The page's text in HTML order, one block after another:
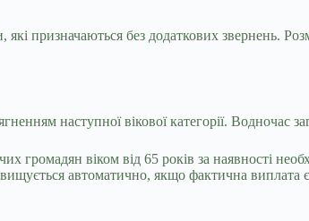
призначаються без додаткових звернень.
наступної вікової категорії. Водночас
громадян віком від 65 років за наявності
автоматично, якщо фактична